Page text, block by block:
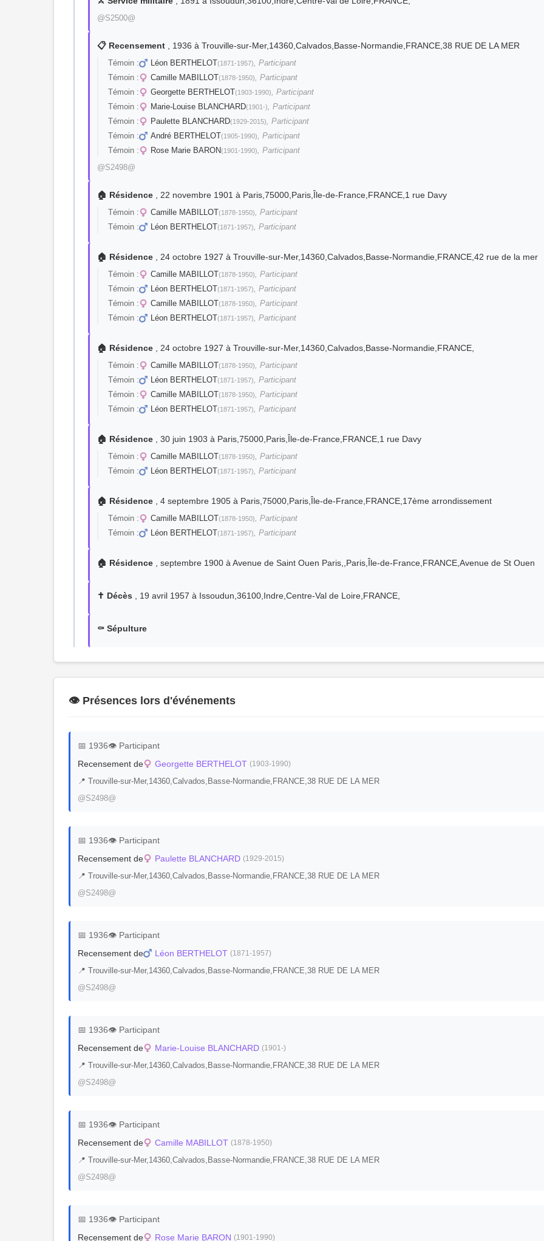
@S2500@
📋 Recensement , 1936 à Trouville-sur-Mer,14360,Calvados,Basse-Normandie,FRANCE,38 RUE DE LA MER
Témoin : Léon BERTHELOT(1871-1957), Participant
Témoin :
Camille MABILLOT(1878-1950), Participant
Témoin :
Georgette BERTHELOT(1903-1990), Participant
Témoin :
Marie-Louise BLANCHARD(1901-), Participant
Témoin :
Paulette BLANCHARD(1929-2015), Participant
Témoin :
André BERTHELOT(1905-1990), Participant
Témoin :
Rose Marie BARON(1901-1990), Participant
@S2498@
🏠 Résidence , 22 novembre 1901 à Paris,75000,Paris,Île-de-France,FRANCE,1 rue Davy
Témoin : Camille MABILLOT(1878-1950), Participant
Témoin :
Léon BERTHELOT(1871-1957), Participant
🏠 Résidence , 24 octobre 1927 à Trouville-sur-Mer,14360,Calvados,Basse-Normandie,FRANCE,42 rue de la mer
Témoin : Camille MABILLOT(1878-1950), Participant
Témoin :
Léon BERTHELOT(1871-1957), Participant
Témoin :
Camille MABILLOT(1878-1950), Participant
Témoin :
Léon BERTHELOT(1871-1957), Participant
🏠 Résidence , 24 octobre 1927 à Trouville-sur-Mer,14360,Calvados,Basse-Normandie,FRANCE,
Témoin : Camille MABILLOT(1878-1950), Participant
Témoin :
Léon BERTHELOT(1871-1957), Participant
Témoin :
Camille MABILLOT(1878-1950), Participant
Témoin :
Léon BERTHELOT(1871-1957), Participant
🏠 Résidence , 30 juin 1903 à Paris,75000,Paris,Île-de-France,FRANCE,1 rue Davy
Témoin : Camille MABILLOT(1878-1950), Participant
Témoin :
Léon BERTHELOT(1871-1957), Participant
🏠 Résidence , 4 septembre 1905 à Paris,75000,Paris,Île-de-France,FRANCE,17ème arrondissement
Témoin : Camille MABILLOT(1878-1950), Participant
Témoin :
Léon BERTHELOT(1871-1957), Participant
🏠 Résidence , septembre 1900 à Avenue de Saint Ouen Paris,,Paris,Île-de-France,FRANCE,Avenue de St Ouen
✝️ Décès , 19 avril 1957 à Issoudun,36100,Indre,Centre-Val de Loire,FRANCE,
⚰️ Sépulture
👁️ Présences lors d'événements
📅 1936👁️ Participant
Recensement de
Georgette BERTHELOT (1903-1990)
📍 Trouville-sur-Mer,14360,Calvados,Basse-Normandie,FRANCE,38 RUE DE LA MER
@S2498@
📅 1936👁️ Participant
Recensement de
Paulette BLANCHARD (1929-2015)
📍 Trouville-sur-Mer,14360,Calvados,Basse-Normandie,FRANCE,38 RUE DE LA MER
@S2498@
📅 1936👁️ Participant
Recensement de
Léon BERTHELOT (1871-1957)
📍 Trouville-sur-Mer,14360,Calvados,Basse-Normandie,FRANCE,38 RUE DE LA MER
@S2498@
📅 1936👁️ Participant
Recensement de
Marie-Louise BLANCHARD (1901-)
📍 Trouville-sur-Mer,14360,Calvados,Basse-Normandie,FRANCE,38 RUE DE LA MER
@S2498@
📅 1936👁️ Participant
Recensement de
Camille MABILLOT (1878-1950)
📍 Trouville-sur-Mer,14360,Calvados,Basse-Normandie,FRANCE,38 RUE DE LA MER
@S2498@
📅 1936👁️ Participant
Recensement de
Rose Marie BARON (1901-1990)